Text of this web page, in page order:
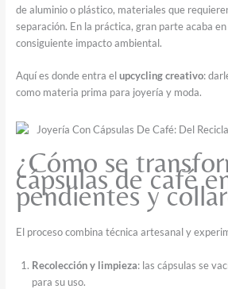
de aluminio o plástico, materiales que
separación. En la práctica, gran parte acaba
consiguiente impacto ambiental.
Aquí es donde entra elupcycling creativo:
como materia prima para joyería y moda.
¿Cómo se
cápsulas de café
pendientes y
El proceso combina técnica artesanal y
Recolección y limpieza: las cápsulas se
para su uso.